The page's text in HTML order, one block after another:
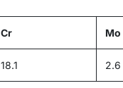
Cr Mo
18.1 2.6